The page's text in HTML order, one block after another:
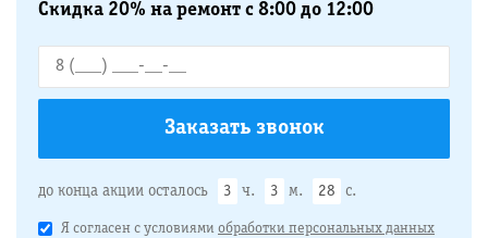
Скидка 20% на ремонт с 8:00 до 12:00
до конца акции осталось 3 ч. 3 м. 27 с.
Я согласен с условиями обработки персональных данных